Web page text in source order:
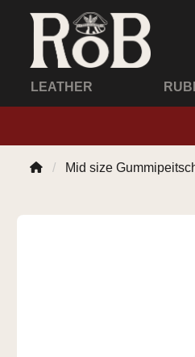
LEATHER
Mid size